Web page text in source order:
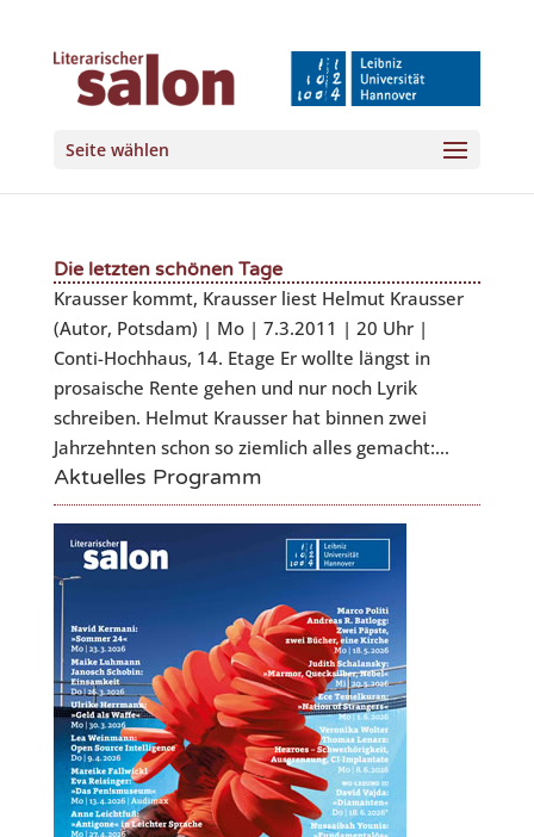
Seite wählen
Die letzten schönen Tage
Krausser kommt, Krausser liest Helmut Krausser
(Autor, Potsdam) | Mo | 7.3.2011 | 20 Uhr |
Conti-Hochhaus, 14. Etage Er wollte längst in
prosaische Rente gehen und nur noch Lyrik
schreiben. Helmut Krausser hat binnen zwei
Jahrzehnten schon so ziemlich alles gemacht:...
Aktuelles Programm